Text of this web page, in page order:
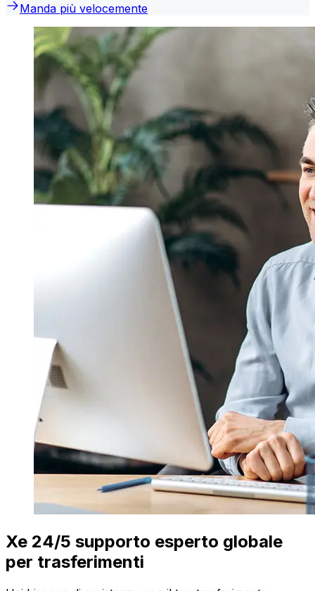
Manda più velocemente
Xe 24/5 supporto esperto globale
per trasferimenti